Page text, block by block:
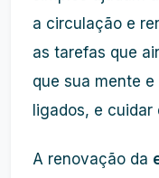
a circulação e
as tarefas que
que sua mente
ligados, e
A renovação da